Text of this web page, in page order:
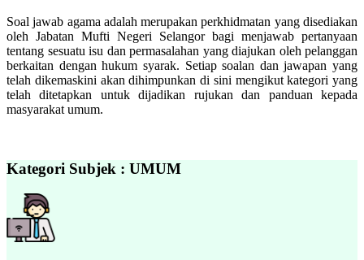
Soal jawab agama adalah merupakan perkhidmatan yang disediakan
oleh Jabatan Mufti Negeri Selangor bagi menjawab pertanyaan
tentang sesuatu isu dan permasalahan yang diajukan oleh pelanggan
berkaitan dengan hukum syarak. Setiap soalan dan jawapan yang
telah dikemaskini akan dihimpunkan di sini mengikut kategori yang
telah ditetapkan untuk dijadikan rujukan dan panduan kepada
masyarakat umum.
Kategori Subjek : UMUM